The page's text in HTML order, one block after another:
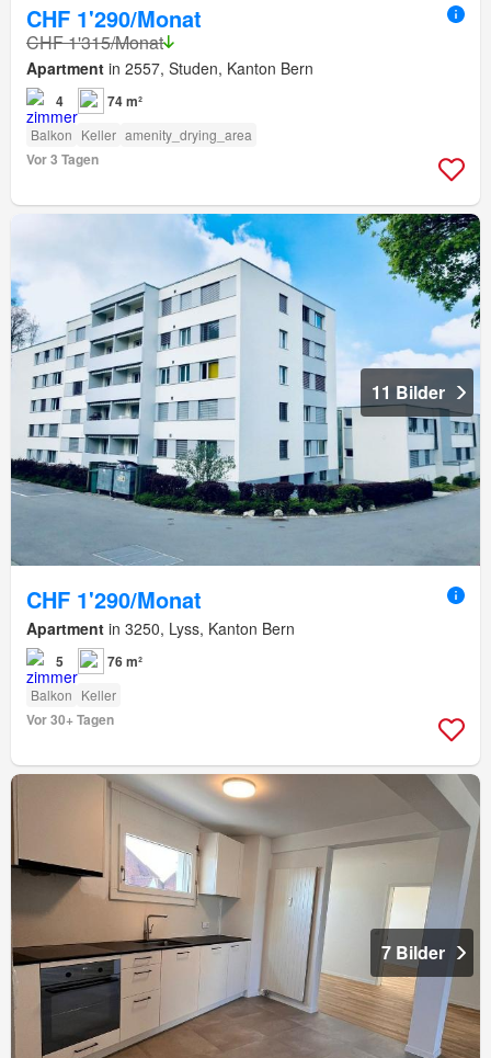
CHF 1'290/Monat
CHF 1'315/Monat
Apartment in 2557, Studen, Kanton Bern
4 74 m²
Balkon Keller amenity_drying_area
Vor 3 Tagen
11 Bilder
CHF 1'290/Monat
Apartment in 3250, Lyss, Kanton Bern
5 76 m²
Balkon Keller
Vor 30+ Tagen
7 Bilder